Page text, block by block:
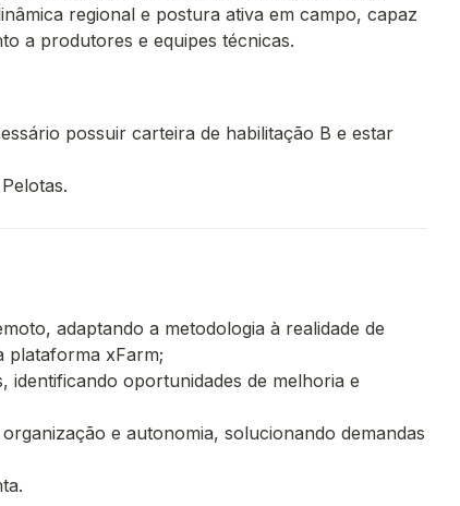
regional e postura ativa em campo, capaz
a produtores e equipes técnicas.
possuir carteira de habilitação B e estar
adaptando a metodologia à realidade de
plataforma xFarm;
identificando oportunidades de melhoria e
e autonomia, solucionando demandas